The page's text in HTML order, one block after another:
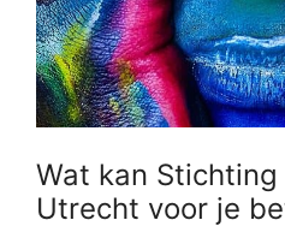
Wat kan Stichting
Utrecht voor je